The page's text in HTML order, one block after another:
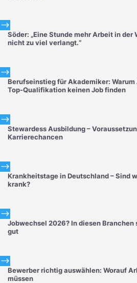
$
Söder: „Eine Stunde mehr Arbeit in
nicht zu viel verlangt.“
$
Berufseinstieg für Akademiker:
Top-Qualifikation keinen Job finden
$
Stewardess Ausbildung –
Karrierechancen
$
Krankheitstage in Deutschland – Sind
krank?
$
Jobwechsel 2026? In diesen Branchen
gut
$
Bewerber richtig auswählen: Worauf
müssen